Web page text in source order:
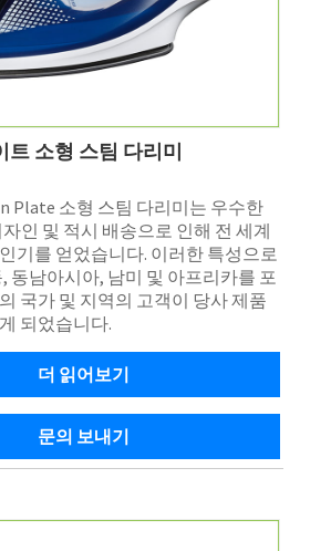
트 소형 스팀 다리미
Plate 소형 스팀 다리미는 우수한
인 및 적시 배송으로 인해 전 세계
기를 얻었습니다. 이러한 특성으로
동남아시아, 남미 및 아프리카를 포
국가 및 지역의 고객이 당사 제품
되었습니다.
더 읽어보기
문의 보내기